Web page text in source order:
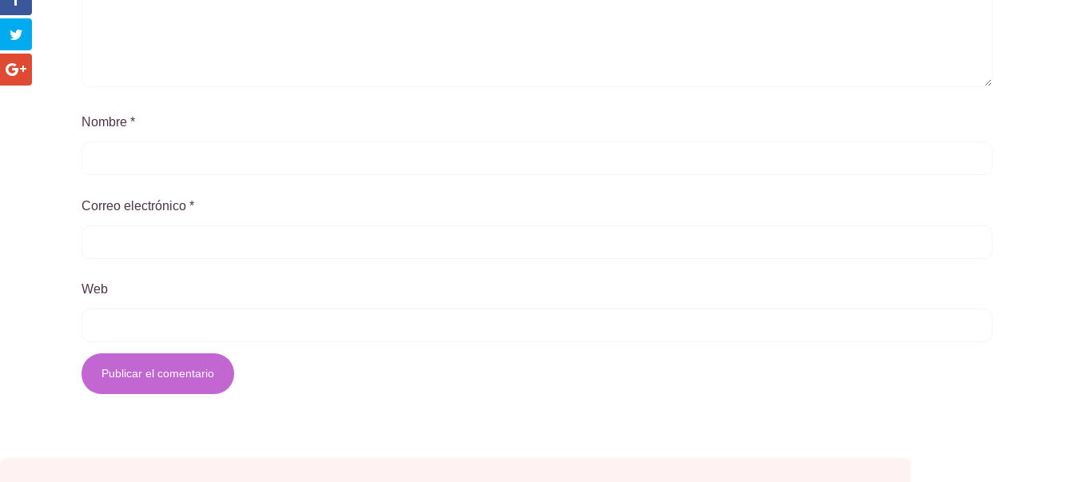
Nombre *
Correo electrónico *
Web